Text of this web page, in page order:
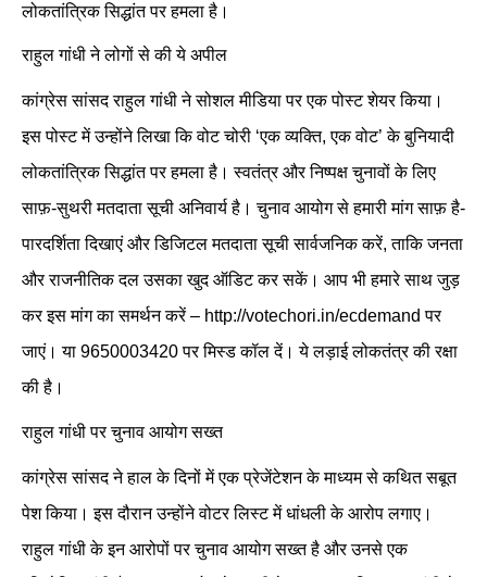
लोकतांत्रिक सिद्धांत पर हमला है।
राहुल गांधी ने लोगों से की ये अपील
कांग्रेस सांसद राहुल गांधी ने सोशल मीडिया पर एक पोस्ट शेयर किया।
इस पोस्ट में उन्होंने लिखा कि वोट चोरी ‘एक व्यक्ति, एक वोट’ के बुनियादी
लोकतांत्रिक सिद्धांत पर हमला है। स्वतंत्र और निष्पक्ष चुनावों के लिए
साफ़-सुथरी मतदाता सूची अनिवार्य है। चुनाव आयोग से हमारी मांग साफ़ है-
पारदर्शिता दिखाएं और डिजिटल मतदाता सूची सार्वजनिक करें, ताकि जनता
और राजनीतिक दल उसका खुद ऑडिट कर सकें। आप भी हमारे साथ जुड़
कर इस मांग का समर्थन करें – http://votechori.in/ecdemand पर
जाएं। या 9650003420 पर मिस्ड कॉल दें। ये लड़ाई लोकतंत्र की रक्षा
की है।
राहुल गांधी पर चुनाव आयोग सख्त
कांग्रेस सांसद ने हाल के दिनों में एक प्रेजेंटेशन के माध्यम से कथित सबूत
पेश किया। इस दौरान उन्होंने वोटर लिस्ट में धांधली के आरोप लगाए।
राहुल गांधी के इन आरोपों पर चुनाव आयोग सख्त है और उनसे एक